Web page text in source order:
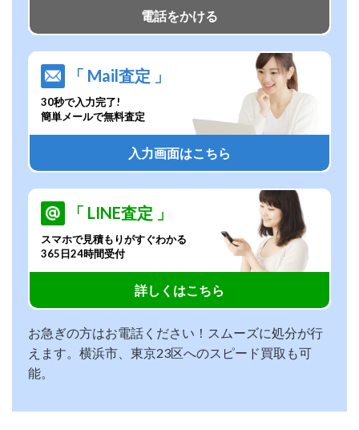
電話をかける
「 Mail査定 」
30秒で入力完了!
簡単メールで無料査定
入力画面はこちら
「 LINE査定 」
スマホで見積もりがすぐわかる
365日24時間受付
詳しくはこちら
お急ぎの方はお電話ください！スムーズに処分が行
えます。横浜市、東京23区へのスピード買取も可
能。